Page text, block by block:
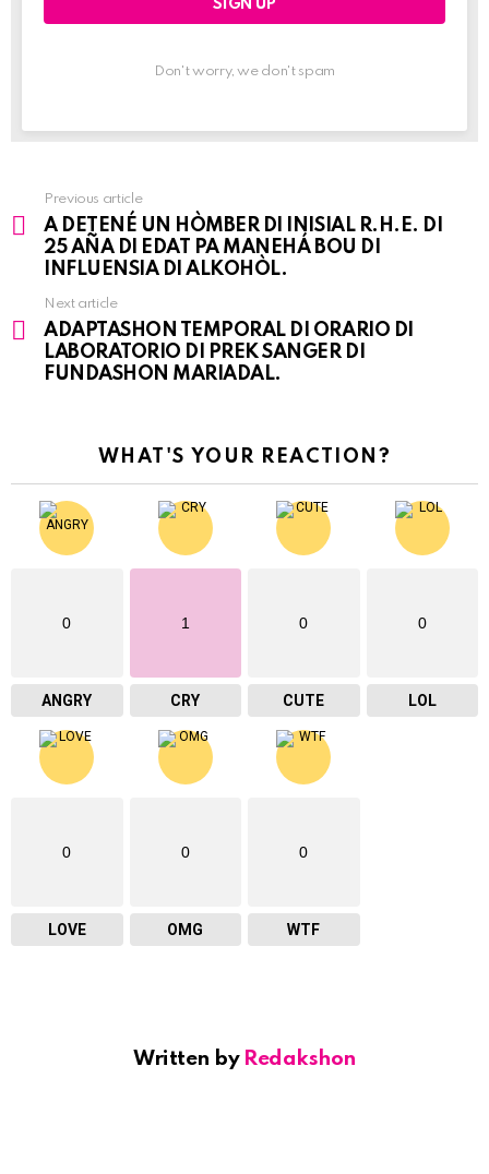
Don't worry, we don't spam
See
more
Previous article
A DETENÉ UN HÒMBER DI INISIAL R.H.E. DI
25 AÑA DI EDAT PA MANEHÁ BOU DI
INFLUENSIA DI ALKOHÒL.
Next article
ADAPTASHON TEMPORAL DI ORARIO DI
LABORATORIO DI PREK SANGER DI
FUNDASHON MARIADAL.
WHAT'S YOUR REACTION?
0
ANGRY
1
CRY
0
CUTE
0
LOL
0
LOVE
0
OMG
0
WTF
Written by Redakshon